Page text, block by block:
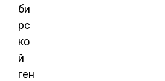
би
рс
ко
й
ген